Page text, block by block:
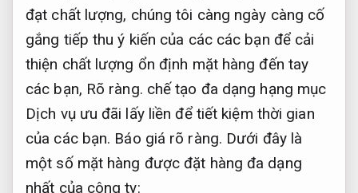
đạt chất lượng, chúng tôi càng ngày càng cố
gắng tiếp thu ý kiến của các các bạn để cải
thiện chất lượng ổn định mặt hàng đến tay
các bạn, Rõ ràng. chế tạo đa dạng hạng mục
Dịch vụ ưu đãi lấy liền để tiết kiệm thời gian
của các bạn. Báo giá rõ ràng. Dưới đây là
một số mặt hàng được đặt hàng đa dạng
nhất của công ty: